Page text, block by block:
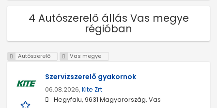
4 Autószerelő állás Vas megye
régióban
Autószerelő Vas megye
Szervizszerelő gyakornok
06.08.2026, Kite Zrt
Hegyfalu, 9631 Magyarország, Vas